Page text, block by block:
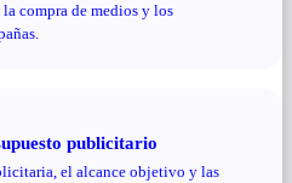
compra de medios y los
publicitario
el alcance objetivo y las